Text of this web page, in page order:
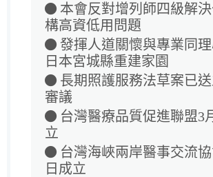
本會反對增列師四級解
構高資低用問題
發揮人道關懷與專業同
日本宮城縣重建家園
長期照護服務法草案已
審議
台灣醫療品質促進聯盟3
立
台灣海峽兩岸醫事交流
日成立